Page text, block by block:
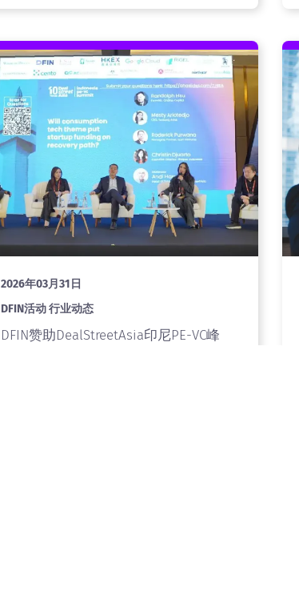
2026年03月31日
DFIN活动 行业动态
DFIN赞助DealStreetAsia印尼PE-VC峰